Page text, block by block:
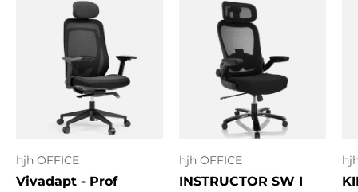
hjh OFFICE
Vivadapt - Prof
hjh OFFICE
INSTRUCTOR SW I